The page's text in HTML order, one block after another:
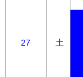
27 土